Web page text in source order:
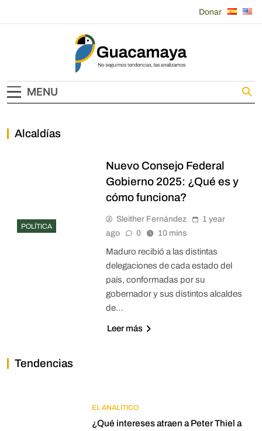
Donar
Guacamaya
MENU
Alcaldías
POLÍTICA
Nuevo Consejo Federal
Gobierno 2025: ¿Qué es y
cómo funciona?
Sleither Fernández
1 year
ago
0 10 mins
Maduro recibió a las distintas
delegaciones de cada estado del
país, conformadas por su
gobernador y sus distintos alcaldes
de…
Leer más
Tendencias
EL ANALÍTICO
¿Qué intereses atraen a Peter Thiel a